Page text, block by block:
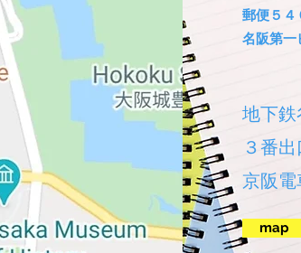
郵便５４
名阪第一
地下
３番
京阪
map